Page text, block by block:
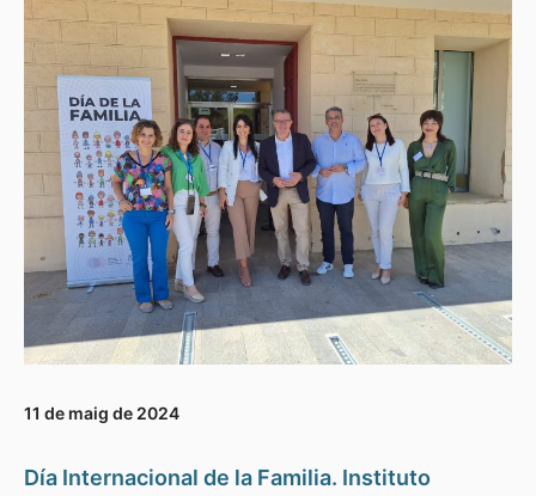
11 de maig de 2024
Día Internacional de la Familia. Instituto